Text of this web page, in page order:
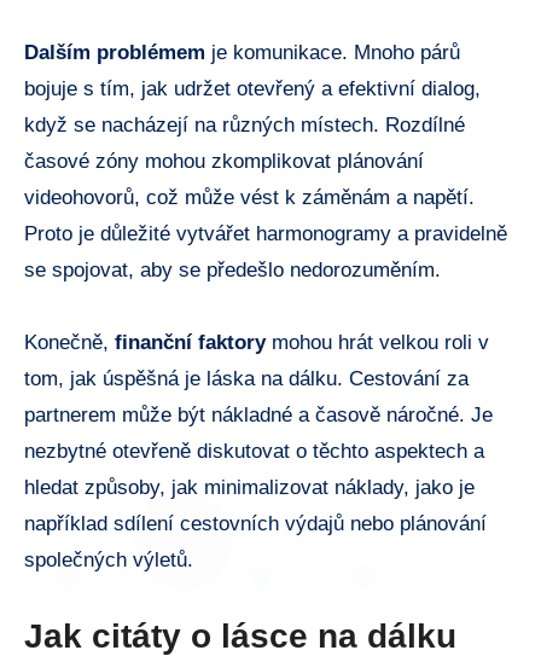
Dalším problémem je komunikace. Mnoho párů
bojuje s tím, jak udržet otevřený a efektivní dialog,
když se nacházejí na různých místech. Rozdílné
časové zóny mohou zkomplikovat plánování
videohovorů, což může vést k záměnám a napětí.
Proto je důležité vytvářet harmonogramy a pravidelně
se spojovat, aby se předešlo nedorozuměním.
Konečně, finanční faktorymohou hrát velkou roli v
tom, jak úspěšná je láska na dálku. Cestování za
partnerem může být nákladné a časově náročné. Je
nezbytné otevřeně diskutovat o těchto aspektech a
hledat způsoby, jak minimalizovat náklady, jako je
například sdílení cestovních výdajů nebo plánování
společných výletů.
Jak citáty o lásce na dálku